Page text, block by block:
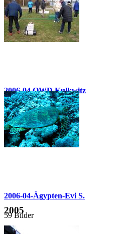
34 Bilder
2006-04 OWD Kulkwitz
49 Bilder
2006-04-Ägypten-Evi S.
59 Bilder
2005